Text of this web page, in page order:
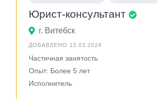
Юрист-консультант
г. Витебск
ДОБАВЛЕНО 13.03.2024
Частичная занятость
Опыт: Более 5 лет
Исполнитель